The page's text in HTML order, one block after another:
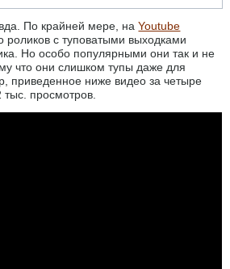
По крайней мере, наYoutube
роликов с туповатыми выходками
Но особо популярными они так и не
что они слишком тупы даже для
приведенное ниже видео за четыре
просмотров.